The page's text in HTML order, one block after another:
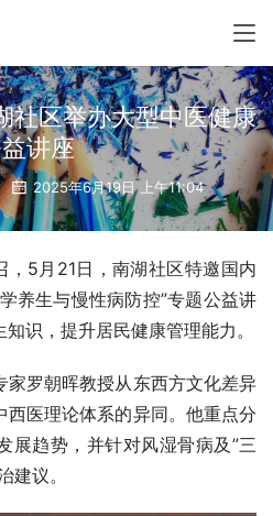
社区举办大型中医健康
讲座
2025年6月19日 上午11:04
，5月21日，南湖社区特邀国内
养生与慢性病防控”专题公益讲
识，提升居民健康管理能力。
家罗朝晖教授从东西方文化差异
医理论体系的异同。他重点分
展趋势，并针对风湿骨病及”三
建议。